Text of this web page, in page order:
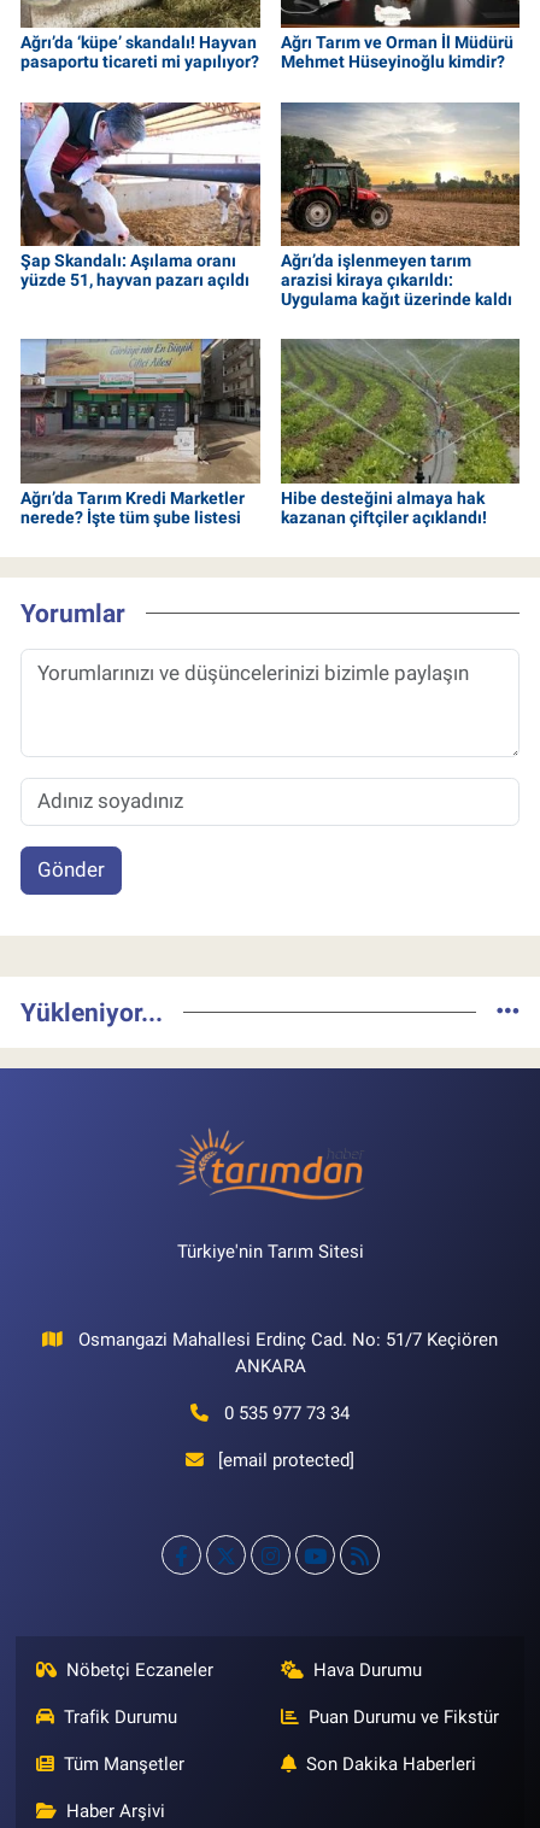
Ağrı’da ‘küpe’ skandalı! Hayvan
pasaportu ticareti mi yapılıyor?
Ağrı Tarım ve Orman İl Müdürü
Mehmet Hüseyinoğlu kimdir?
Şap Skandalı: Aşılama oranı
yüzde 51, hayvan pazarı açıldı
Ağrı’da işlenmeyen tarım
arazisi kiraya çıkarıldı:
Uygulama kağıt üzerinde kaldı
Ağrı’da Tarım Kredi Marketler
nerede? İşte tüm şube listesi
Hibe desteğini almaya hak
kazanan çiftçiler açıklandı!
Yorumlar
Gönder
Yükleniyor...
Türkiye'nin Tarım Sitesi
Osmangazi Mahallesi Erdinç Cad. No: 51/7 Keçiören
ANKARA
0 535 977 73 34
[email protected]
Nöbetçi Eczaneler Hava Durumu
Trafik Durumu Puan Durumu ve Fikstür
Tüm Manşetler Son Dakika Haberleri
Haber Arşivi